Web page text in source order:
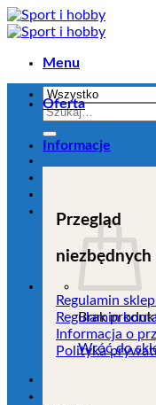
Przejdź
do
Menu
Szukaj:
Brak
Wróć do
Oferta
Informacje
Przegląd
Regulamin
Regulamin
Informacja o
Polityka